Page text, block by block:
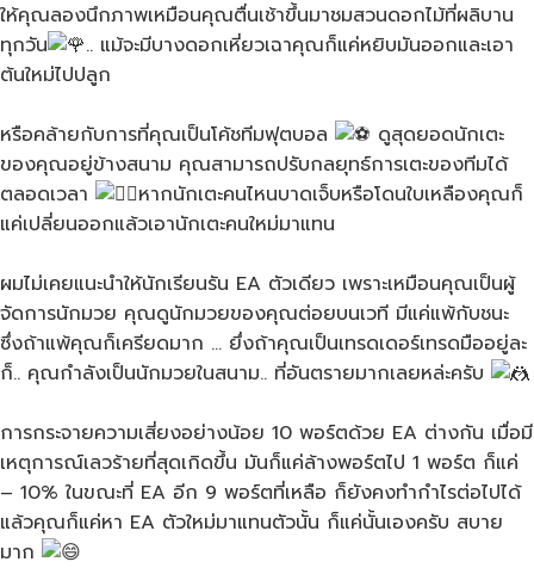
ให้คุณลองนึกภาพเหมือนคุณตื่นเช้าขึ้นมาชมสวนดอกไม้ที่ผลิบาน
ทุกวัน​
.. แม้จะมีบางดอก​เหี่ยวเฉา​คุณก็แค่หยิบมันออกและเอา
ต้นใหม่ไปปลูก
หรือคล้ายกับการที่คุณเป็นโค้ชทีมฟุตบอล​
ดูสุดยอดนักเตะ
ของคุณอยู่ข้างสนาม คุณสามารถปรับกลยุทธ์การเตะของทีมได้
ตลอดเวลา
หากนักเตะคนไหนบาดเจ็บหรือโดนใบเหลืองคุณก็
แค่เปลี่ยนออกแล้วเอานักเตะคนใหม่มาแทน
ผมไม่เคยแนะนำให้นักเรียนรัน​ EA ตัวเดียว เพราะเหมือนคุณเป็นผู้
จัดการ​นักมวย​ คุณดูนักมวยของคุณต่อยบนเวที มีแค่แพ้กับชนะ
ซึ่งถ้าแพ้คุณก็เครียดมาก … ยึ่งถ้าคุณเป็นเทรดเดอร์เทรดมืออยู่ละ
ก็.. คุณกำลังเป็นนักมวยในสนาม.. ที่อันตรายมากเลยหล่ะครับ
การกระจายความเสี่ยงอย่างน้อย​ 10 พอร์ต​ด้วย​ EA​ ต่างกัน​ เมื่อมี
เหตุการณ์เลวร้ายที่สุดเกิดขึ้น มันก็แค่ล้างพอร์ตไป 1 พอร์ต​ ก็แค่
– 10% ในขณะที่​ EA​ อีก​ 9​ พอร์ตที่เหลือ ก็ยังคงทำกำไรต่อไปได้
แล้วคุณก็แค่หา EA​ ตัวใหม่มาแทนตัวนั้น ก็แค่นั้นเองครับ สบาย
มาก